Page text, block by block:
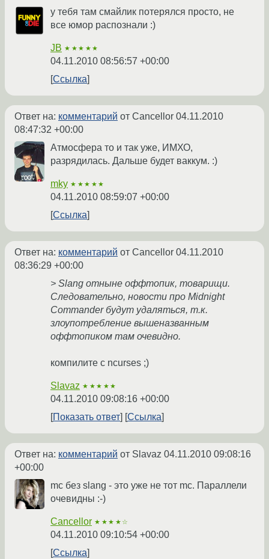
у тебя там смайлик потерялся просто, не
все юмор распознали :)
JB ★★★★★
04.11.2010 08:56:57 +00:00
Ссылка
Ответ на: комментарий от Cancellor 04.11.2010
08:47:32 +00:00
Атмосфера то и так уже, ИМХО,
разрядилась. Дальше будет ваккум. :)
mky ★★★★★
04.11.2010 08:59:07 +00:00
Ссылка
Ответ на: комментарий от Cancellor 04.11.2010
08:36:29 +00:00
> Slang отныне оффтопик, товарищи.
Следовательно, новости про Midnight
Commander будут удаляться, т.к.
злоупотребление вышеназванным
оффтопиком там очевидно.
компилите с ncurses ;)
Slavaz ★★★★★
04.11.2010 09:08:16 +00:00
Показать ответ
Ссылка
Ответ на: комментарий от Slavaz 04.11.2010 09:08:16
+00:00
mc без slang - это уже не тот mc. Параллели
очевидны :-)
Cancellor ★★★★☆
04.11.2010 09:10:54 +00:00
Ссылка